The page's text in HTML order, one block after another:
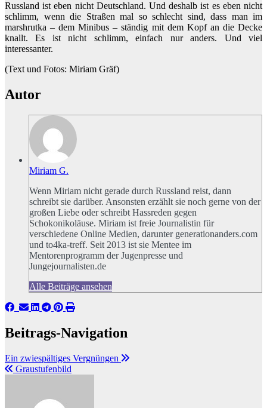
Russland ist eben nicht Deutschland. Und deshalb ist es eben nicht
schlimm, wenn die Straßen mal so schlecht sind, dass man im
marshrutka – dem Minibus – ständig mit dem Kopf an die Decke
knallt. Es ist nicht schlimm, einfach nur anders. Und viel
interessanter.
(Text und Fotos: Miriam Gräf)
Autor
Miriam G.
Wenn Miriam nicht gerade durch Russland reist, dann
schreibt sie darüber. Ansonsten erzählt sie noch gerne von der
großen Liebe oder schreibt Hassreden gegen
Schokonikoläuse. Miriam ist freie Journalistin für
verschiedene Online Medien, darunter generationanders.com
und to4ka-treff. Seit 2013 ist sie Mentee im
Mentorenprogramm der Jugenpresse und
Jungejournalisten.de
Alle Beiträge ansehen
Beitrags-Navigation
Ein zwiespältiges Vergnüngen
Graustufenbild